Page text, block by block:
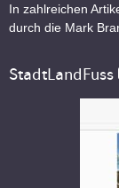
In zahlreichen
durch die Mark
StadtLandFuss